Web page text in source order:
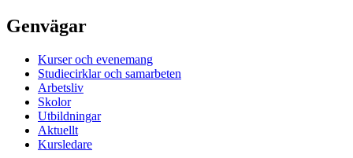
Genvägar
Kurser och evenemang
Studiecirklar och samarbeten
Arbetsliv
Skolor
Utbildningar
Aktuellt
Kursledare